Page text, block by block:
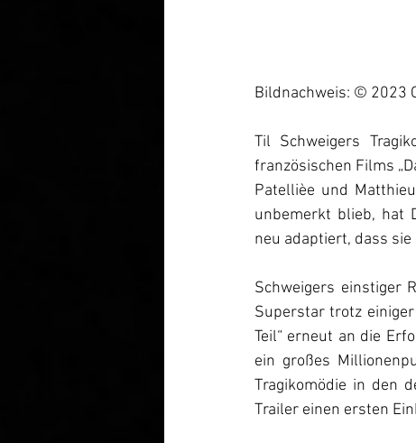
Bildnachweis: © 2023
Til Schweigers
französischen Films
Patellièe und
unbemerkt blieb, hat
neu adaptiert, dass
Schweigers einstiger
Superstar trotz
Teil“ erneut an die
ein großes
Tragikomödie in den
Trailer einen ersten